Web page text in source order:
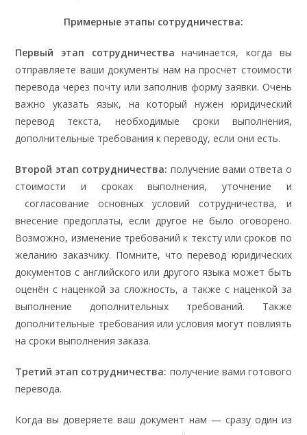
Примерные этапы сотрудничества:
Первый этап сотрудничества начинается, когда вы
отправляете ваши документы нам на просчёт стоимости
перевода через почту или заполнив форму заявки. Очень
важно указать язык, на который нужен юридический
перевод текста, необходимые сроки выполнения,
дополнительные требования к переводу, если они есть.
Второй этап сотрудничества: получение вами ответа о
стоимости и сроках выполнения, уточнение и
согласование основных условий сотрудничества, и
внесение предоплаты, если другое не было оговорено.
Возможно, изменение требований к тексту или сроков по
желанию заказчику. Помните, что перевод юридических
документов с английского или другого языка может быть
оценён с наценкой за сложность, а также с наценкой за
выполнение дополнительных требований. Также
дополнительные требования или условия могут повлиять
на сроки выполнения заказа.
Третий этап сотрудничества: получение вами готового
перевода.
Когда вы доверяете ваш документ нам — сразу один из